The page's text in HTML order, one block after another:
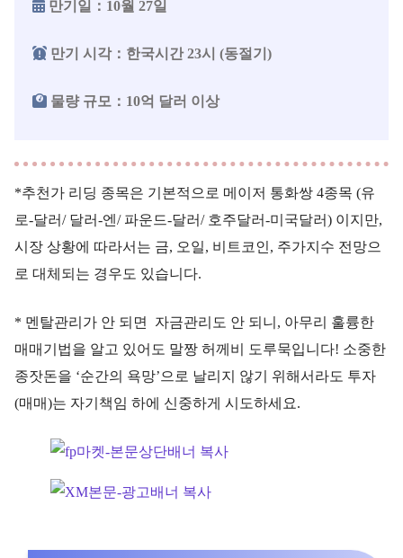
만기일：10월 27일
만기 시각：한국시간 23시 (동절기)
물량 규모：10억 달러 이상
*추천가 리딩 종목은 기본적으로 메이저 통화쌍 4종목 (유
로-달러/ 달러-엔/ 파운드-달러/ 호주달러-미국달러) 이지만,
시장 상황에 따라서는 금, 오일, 비트코인, 주가지수 전망으
로 대체되는 경우도 있습니다.
* 멘탈관리가 안 되면 자금관리도 안 되니, 아무리 훌륭한
매매기법을 알고 있어도 말짱 허께비 도루묵입니다! 소중한
종잣돈을 ‘순간의 욕망’으로 날리지 않기 위해서라도 투자
(매매)는 자기책임 하에 신중하게 시도하세요.